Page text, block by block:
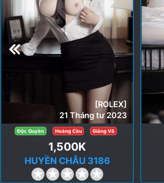
[ROLEX]
21 Tháng tư 2023
Độc Quyền Hoàng Cầu Giảng Võ
1,500K
HUYỀN CHÂU 3186
0